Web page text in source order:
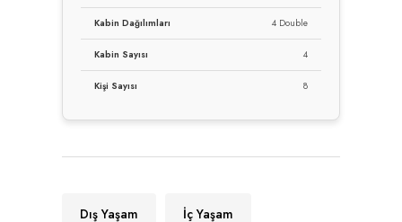
Kabin Dağılımları 4 Double
Kabin Sayısı 4
Kişi Sayısı 8
Dış Yaşam İç Yaşam